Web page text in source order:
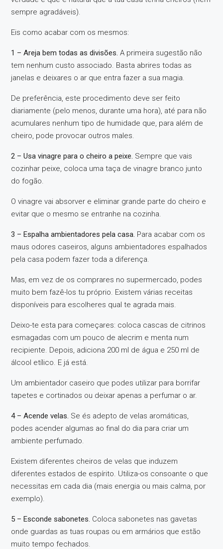
sempre agradáveis).
Eis como acabar com os mesmos:
1 – Areja bem todas as divisões. A primeira sugestão não
tem nenhum custo associado. Basta abrires todas as
janelas e deixares o ar que entra fazer a sua magia.
De preferência, este procedimento deve ser feito
diariamente (pelo menos, durante uma hora), até para não
acumulares nenhum tipo de humidade que, para além de
cheiro, pode provocar outros males.
2 – Usa vinagre para o cheiro a peixe. Sempre que vais
cozinhar peixe, coloca uma taça de vinagre branco junto
do fogão.
O vinagre vai absorver e eliminar grande parte do cheiro e
evitar que o mesmo se entranhe na cozinha.
3 – Espalha ambientadores pela casa. Para acabar com os
maus odores caseiros, alguns ambientadores espalhados
pela casa podem fazer toda a diferença.
Mas, em vez de os comprares no supermercado, podes
muito bem fazê-los tu próprio. Existem várias receitas
disponíveis para escolheres qual te agrada mais.
Deixo-te esta para começares: coloca cascas de citrinos
esmagadas com um pouco de alecrim e menta num
recipiente. Depois, adiciona 200 ml de água e 250 ml de
álcool etílico. E já está.
Um ambientador caseiro que podes utilizar para borrifar
tapetes e cortinados ou deixar apenas a perfumar o ar.
4 – Acende velas. Se és adepto de velas aromáticas,
podes acender algumas ao final do dia para criar um
ambiente perfumado.
Existem diferentes cheiros de velas que induzem
diferentes estados de espírito. Utiliza-os consoante o que
necessitas em cada dia (mais energia ou mais calma, por
exemplo).
5 – Esconde sabonetes. Coloca sabonetes nas gavetas
onde guardas as tuas roupas ou em armários que estão
muito tempo fechados.